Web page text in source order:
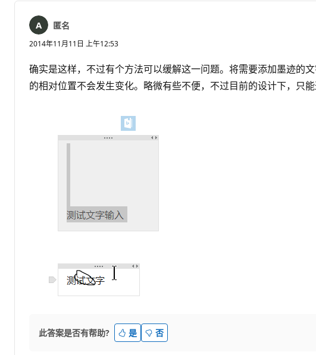
匿名
2014年11月11日 上午12:53
确实是这样，不过有个方法可以缓解这一问题。将需要添加墨迹的
的相对位置不会发生变化。略微有些不便，不过目前的设计下，只能
此答案是否有帮助? 是 否